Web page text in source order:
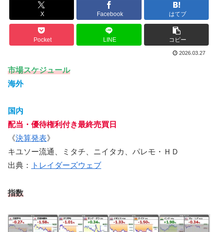
X Facebook はてブ
Pocket LINE コピー
2026.03.27
市場スケジュール
海外
国内
配当・優待権利付き最終売買日
《決算発表》
キユソー流通、ミタチ、ニイタカ、パレモ・ＨＤ
出典：
トレイダーズウェブ
指数